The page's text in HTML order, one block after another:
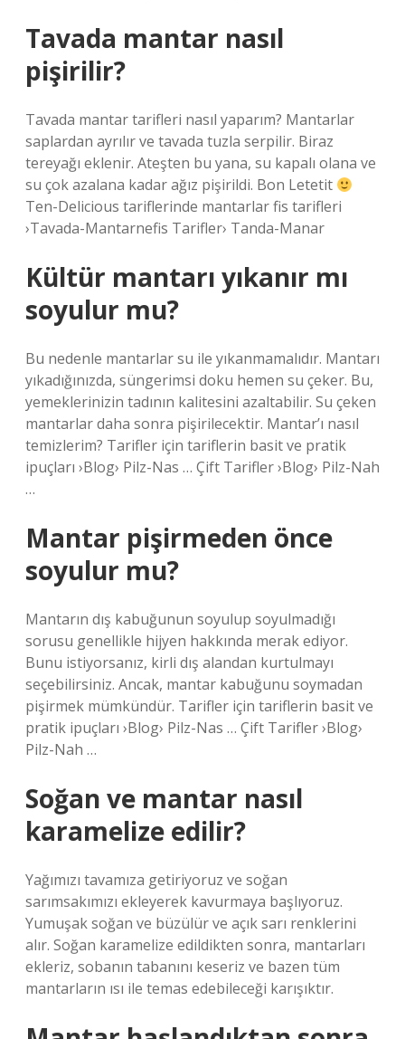
Tavada mantar nasıl
pişirilir?
Tavada mantar tarifleri nasıl yaparım? Mantarlar
saplardan ayrılır ve tavada tuzla serpilir. Biraz
tereyağı eklenir. Ateşten bu yana, su kapalı olana ve
su çok azalana kadar ağız pişirildi. Bon Letetit
Ten-Delicious tariflerinde mantarlar fis tarifleri
›Tavada-Mantarnefis Tarifler› Tanda-Manar
Kültür mantarı yıkanır mı
soyulur mu?
Bu nedenle mantarlar su ile yıkanmamalıdır. Mantarı
yıkadığınızda, süngerimsi doku hemen su çeker. Bu,
yemeklerinizin tadının kalitesini azaltabilir. Su çeken
mantarlar daha sonra pişirilecektir. Mantar’ı nasıl
temizlerim? Tarifler için tariflerin basit ve pratik
ipuçları ›Blog› Pilz-Nas … Çift Tarifler ›Blog› Pilz-Nah
…
Mantar pişirmeden önce
soyulur mu?
Mantarın dış kabuğunun soyulup soyulmadığı
sorusu genellikle hijyen hakkında merak ediyor.
Bunu istiyorsanız, kirli dış alandan kurtulmayı
seçebilirsiniz. Ancak, mantar kabuğunu soymadan
pişirmek mümkündür. Tarifler için tariflerin basit ve
pratik ipuçları ›Blog› Pilz-Nas … Çift Tarifler ›Blog›
Pilz-Nah …
Soğan ve mantar nasıl
karamelize edilir?
Yağımızı tavamıza getiriyoruz ve soğan
sarımsakımızı ekleyerek kavurmaya başlıyoruz.
Yumuşak soğan ve büzülür ve açık sarı renklerini
alır. Soğan karamelize edildikten sonra, mantarları
ekleriz, sobanın tabanını keseriz ve bazen tüm
mantarların ısı ile temas edebileceği karışıktır.